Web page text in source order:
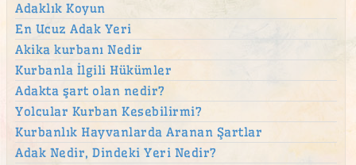
Adaklık Koyun
En Ucuz Adak Yeri
Akika kurbanı Nedir
Kurbanla İlgili Hükümler
Adakta şart olan nedir?
Yolcular Kurban Kesebilirmi?
Kurbanlık Hayvanlarda Aranan Şartlar
Adak Nedir, Dindeki Yeri Nedir?